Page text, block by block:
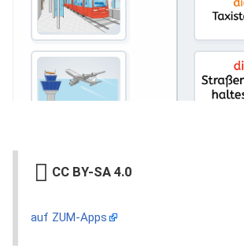
CC BY-SA 4.0
auf ZUM-Apps